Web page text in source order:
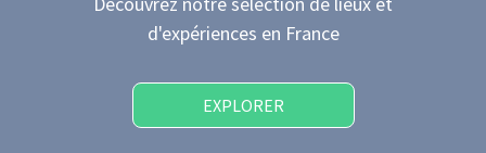
d'expériences en France
EXPLORER